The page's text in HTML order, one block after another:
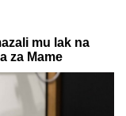
Evo šta kaže